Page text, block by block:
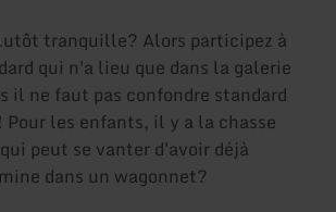
tranquille? Alors participez à
qui n'a lieu que dans la galerie
il ne faut pas confondre standard
les enfants, il y a la chasse
peut se vanter d'avoir déjà
dans un wagonnet?